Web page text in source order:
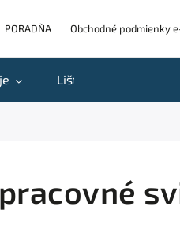
PORADŇA Obchodné podmienky
Lišty Akcie a